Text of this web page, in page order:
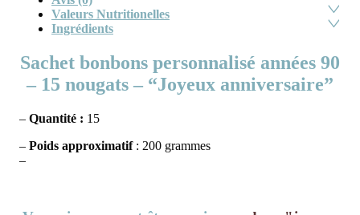
Valeurs Nutritionelles
Ingrédients
Sachet bonbons personnalisé années 90
– 15 nougats – “Joyeux anniversaire”
– Quantité : 15
– Poids approximatif : 200 grammes
–